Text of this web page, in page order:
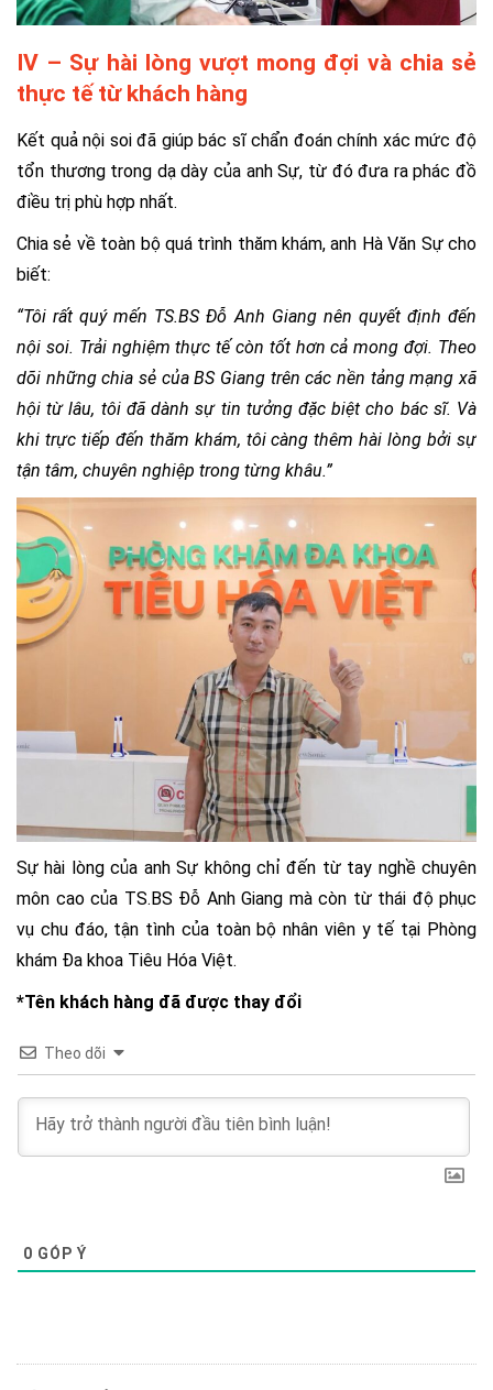
IV – Sự hài lòng vượt mong đợi và chia sẻ
thực tế từ khách hàng
Kết quả nội soi đã giúp bác sĩ chẩn đoán chính xác mức độ
tổn thương trong dạ dày của anh Sự, từ đó đưa ra phác đồ
điều trị phù hợp nhất.
Chia sẻ về toàn bộ quá trình thăm khám, anh Hà Văn Sự cho
biết:
“Tôi rất quý mến TS.BS Đỗ Anh Giang nên quyết định đến
nội soi. Trải nghiệm thực tế còn tốt hơn cả mong đợi. Theo
dõi những chia sẻ của BS Giang trên các nền tảng mạng xã
hội từ lâu, tôi đã dành sự tin tưởng đặc biệt cho bác sĩ. Và
khi trực tiếp đến thăm khám, tôi càng thêm hài lòng bởi sự
tận tâm, chuyên nghiệp trong từng khâu.”
Sự hài lòng của anh Sự không chỉ đến từ tay nghề chuyên
môn cao của TS.BS Đỗ Anh Giang mà còn từ thái độ phục
vụ chu đáo, tận tình của toàn bộ nhân viên y tế tại Phòng
khám Đa khoa Tiêu Hóa Việt.
*Tên khách hàng đã được thay đổi
Theo dõi
0 GÓP Ý